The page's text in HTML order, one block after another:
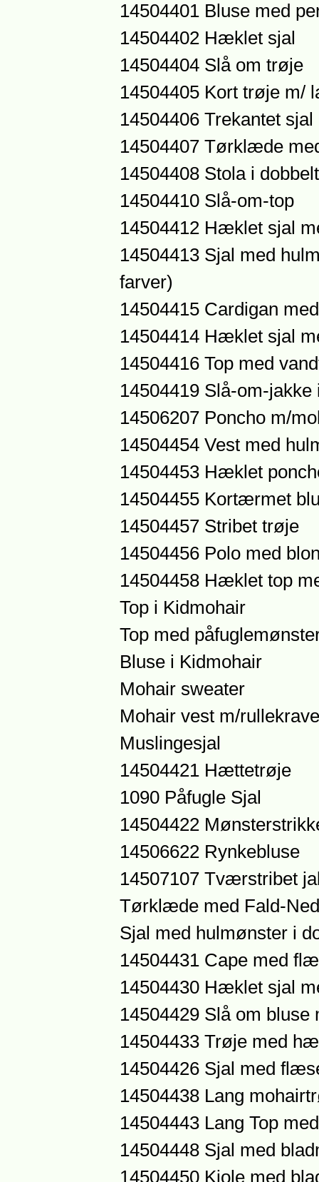
14504401 Bluse med
14504402 Hæklet sjal
14504404 Slå om trøje
14504405 Kort trøje m/
14504406 Trekantet
14504407 Tørklæde
14504408 Stola i
14504410 Slå-om-top
14504412 Hæklet sjal
14504413 Sjal med
farver)
14504415 Cardigan
14504414 Hæklet sjal
14504416 Top med
14504419 Slå-om-
14506207 Poncho m/
14504454 Vest med
14504453 Hæklet
14504455 Kortærmet
14504457 Stribet trøje
14504456 Polo med
14504458 Hæklet top
Top i Kidmohair
Top med
Bluse i Kidmohair
Mohair sweater
Mohair vest m/rullekrave
Muslingesjal
14504421 Hættetrøje
1090 Påfugle Sjal
14504422
14506622 Rynkebluse
14507107 Tværstribet
Tørklæde med Fald-
Sjal med hulmønster i
14504431 Cape med
14504430 Hæklet sjal
14504429 Slå om bluse
14504433 Trøje med
14504426 Sjal med
14504438 Lang
14504443 Lang Top
14504448 Sjal med
14504450 Kjole med